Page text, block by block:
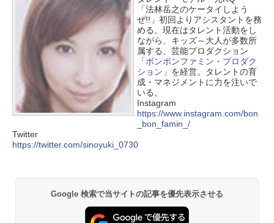
「法林岳之のケータイしよう
ぜ!!」初回よりアシスタントを務
める。現在はタレント活動をし
ながら、キッズ～大人が多数所
属する、芸能プロダクション
「ボンボンファミン・プロダク
ション 」を経営。タレントの育
成・マネジメントに力を注いで
いる。
Instagram
https://www.instagram.com/bon
_bon_famin_/
Twitter
https://twitter.com/sinoyuki_0730
Google 検索で当サイトの記事を優先表示させる